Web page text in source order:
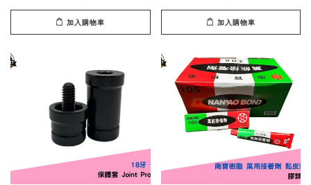
加入購物車 加入購物車